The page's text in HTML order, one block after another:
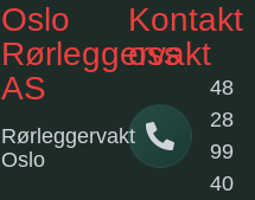
Oslo
Rørleggervakt
AS
Rørleggervakt
Oslo
Kontakt
oss
48
28
99
40